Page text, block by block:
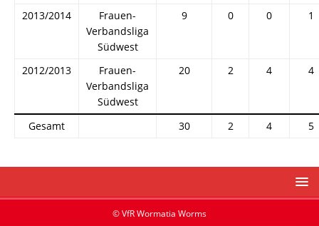
2013/2014
Frauen-
Verbandsliga
Südwest
9 0 0 1
2012/2013
Frauen-
Verbandsliga
Südwest
20 2 4 4
Gesamt 30 2 4 5
© VfR Wormatia Worms